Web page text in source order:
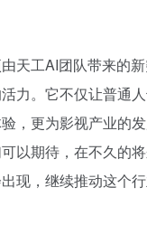
天工AI团队带来的
力。它不仅让普通
，更为影视产业的
以期待，在不久的
现，继续推动这个